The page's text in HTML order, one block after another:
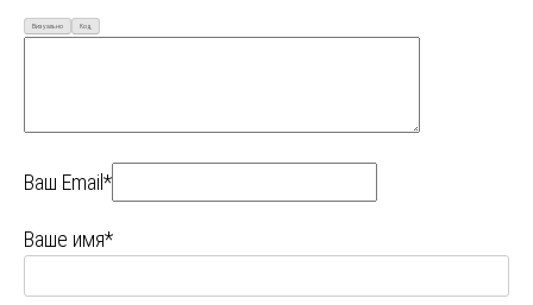
Визуально Код
Ваш Email*
Ваше имя*